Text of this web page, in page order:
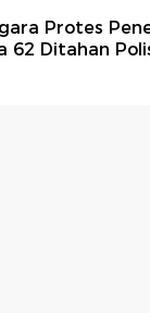
Protes
62 Ditahan